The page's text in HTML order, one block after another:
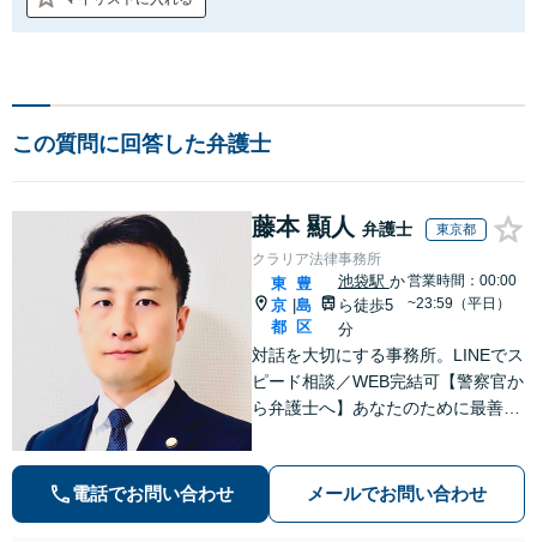
この質問に回答した弁護士
藤本 顯人 弁護士 東京都
クラリア法律事務所
東
京
都
|
豊
島
区
池袋駅 か
ら徒歩5
分
営業時間：00:00
~23:59（平日）
対話を大切にする事務所。LINEでス
ピード相談／WEB完結可【警察官か
ら弁護士へ】あなたのために最善の
婚などの民事から刑事事件まで幅広
く支援【完全個室】
電話でお問い合わせ メールでお問い合わせ